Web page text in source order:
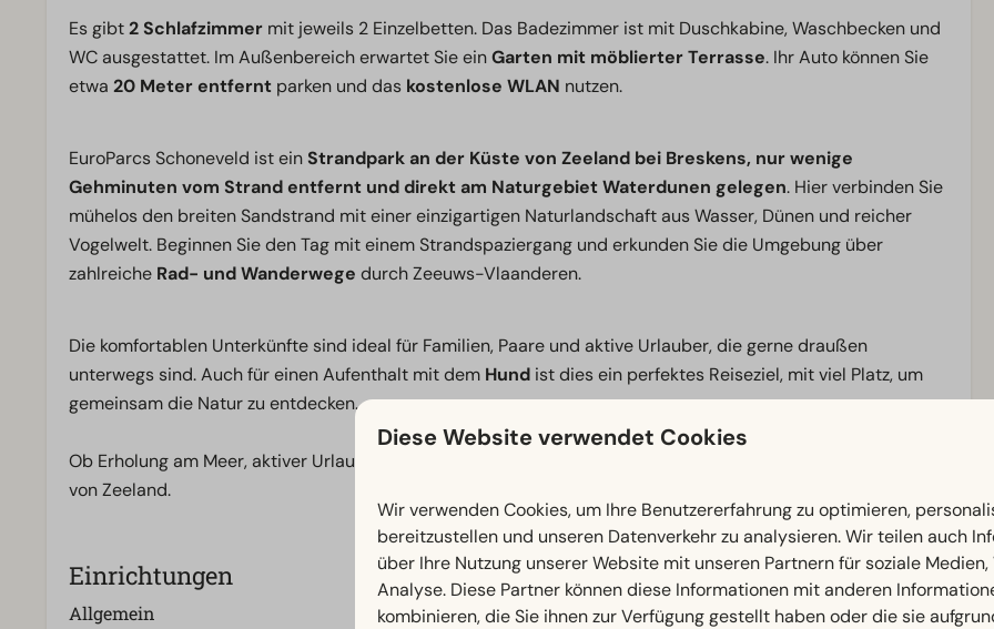
Es gibt2 Schlafzimmer mit jeweils 2 Einzelbetten. Das Badezimmer ist mit Duschkabine, Waschbecken und
WC ausgestattet. Im Außenbereich erwartet Sie einGarten mit möblierter Terrasse. Ihr Auto können Sie
etwa 20 Meter entfernt parken und das kostenlose WLAN nutzen.
EuroParcs Schoneveld ist ein Strandpark an der Küste von Zeeland bei Breskens, nur wenige
Gehminuten vom Strand entfernt und direkt am Naturgebiet Waterdunen gelegen. Hier verbinden Sie
mühelos den breiten Sandstrand mit einer einzigartigen Naturlandschaft aus Wasser, Dünen und reicher
Vogelwelt. Beginnen Sie den Tag mit einem Strandspaziergang und erkunden Sie die Umgebung über
zahlreiche Rad- und Wanderwege durch Zeeuws-Vlaanderen.
Die komfortablen Unterkünfte sind ideal für Familien, Paare und aktive Urlauber, die gerne draußen
unterwegs sind. Auch für einen Aufenthalt mit dem Hund ist dies ein perfektes Reiseziel, mit viel Platz, um
gemeinsam die Natur zu entdecken.
Ob Erholung am Meer, aktiver Urlaub oder Naturerlebnis rund um Waterdunen – hier erleben Sie die Vielfalt
von Zeeland.
Einrichtungen
Allgemein
Badezimmer
Außenbereich
Diese Website verwendet Cookies
Wir verwenden Cookies, um Ihre Benutzererfahrung zu optimieren,
bereitzustellen und unseren Datenverkehr zu analysieren. Wir teilen auch
über Ihre Nutzung unserer Website mit unseren Partnern für soziale
Analyse. Diese Partner können diese Informationen mit anderen
kombinieren, die Sie ihnen zur Verfügung gestellt haben oder die sie